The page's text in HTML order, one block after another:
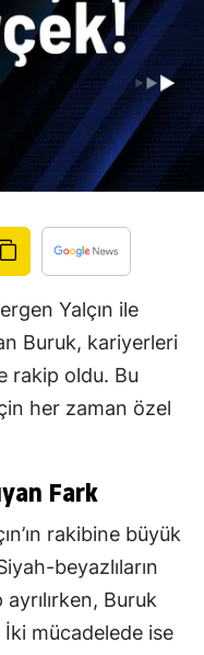
Yalçın ile
Buruk, kariyerleri
rakip oldu. Bu
her zaman özel
Fark
rakibine büyük
beyazlıların
Buruk
mücadelede ise